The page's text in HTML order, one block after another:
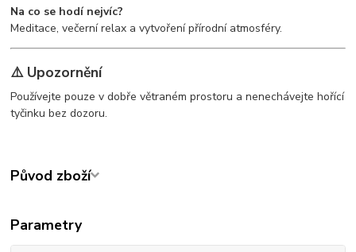
Na co se hodí nejvíc?
Meditace, večerní relax a vytvoření přírodní atmosféry.
⚠️ Upozornění
Používejte pouze v dobře větraném prostoru a nenechávejte hořící
tyčinku bez dozoru.
Původ zboží
Parametry